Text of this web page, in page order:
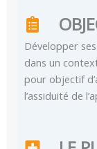
Développer
dans un
pour objectif
l’assiduité de